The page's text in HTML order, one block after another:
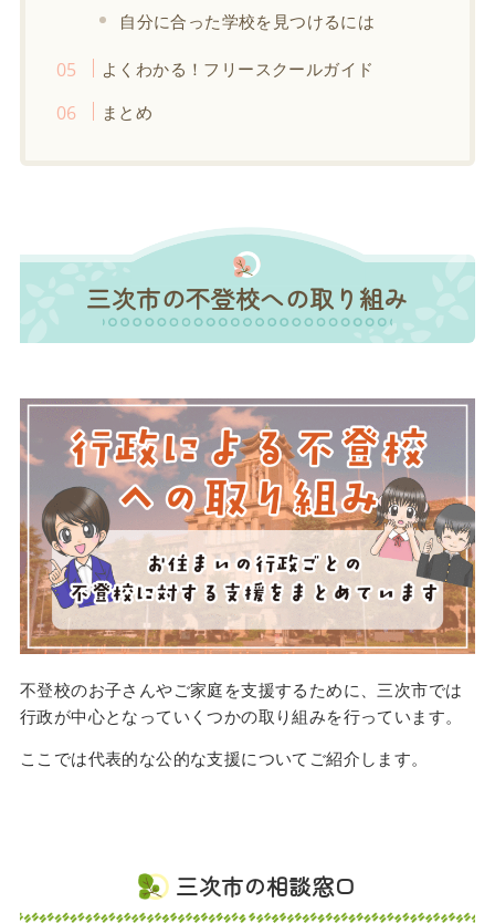
自分に合った学校を見つけるには
よくわかる！フリースクールガイド
まとめ
三次市の不登校への取り組み
不登校のお子さんやご家庭を支援するために、三次市では
行政が中心となっていくつかの取り組みを行っています。
ここでは代表的な公的な支援についてご紹介します。
三次市の相談窓口